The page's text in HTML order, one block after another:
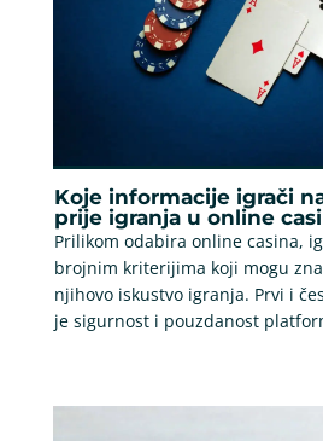
Koje informacije igrači
prije igranja u online
Prilikom odabira online casina,
brojnim kriterijima koji mogu
njihovo iskustvo igranja. Prvi i
je sigurnost i pouzdanost